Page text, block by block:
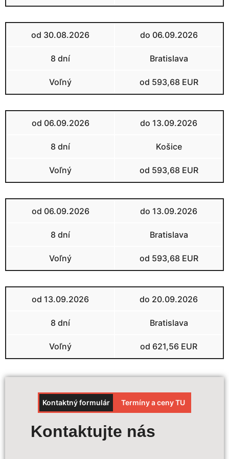
od 30.08.2026 do 06.09.2026
8 dní Bratislava
Voľný od 593,68 EUR
od 06.09.2026 do 13.09.2026
8 dní Košice
Voľný od 593,68 EUR
od 06.09.2026 do 13.09.2026
8 dní Bratislava
Voľný od 593,68 EUR
od 13.09.2026 do 20.09.2026
8 dní Bratislava
Voľný od 621,56 EUR
Kontaktný formulár Termíny a ceny TU
Kontaktujte nás
Výpočet ceny